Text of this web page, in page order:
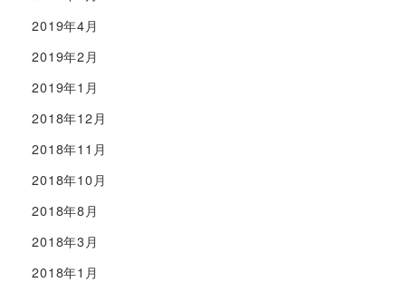
2019年4月
2019年2月
2019年1月
2018年12月
2018年11月
2018年10月
2018年8月
2018年3月
2018年1月